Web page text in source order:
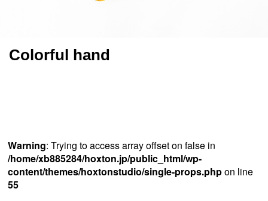
Colorful hand
Warning: Trying to access array offset on false in
/home/xb885284/hoxton.jp/public_html/wp-
content/themes/hoxtonstudio/single-props.phpon line
55